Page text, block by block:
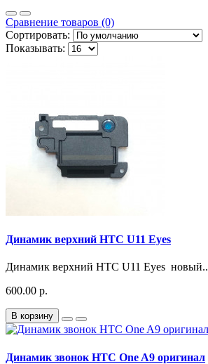
Сравнение товаров (0)
Сортировать:
Показывать:
Динамик верхний HTC U11 Eyes
Динамик верхний HTC U11 Eyes новый..
600.00 р.
В корзину
Динамик звонок HTC One A9 оригинал